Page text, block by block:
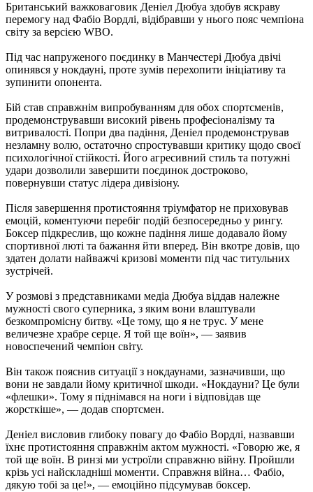
Британський важковаговик Деніел Дюбуа здобув яскраву
перемогу над Фабіо Вордлі, відібравши у нього пояс чемпіона
світу за версією WBO.
Під час напруженого поєдинку в Манчестері Дюбуа двічі
опинявся у нокдауні, проте зумів перехопити ініціативу та
зупинити опонента.
Бій став справжнім випробуванням для обох спортсменів,
продемонструвавши високий рівень професіоналізму та
витривалості. Попри два падіння, Деніел продемонстрував
незламну волю, остаточно спростувавши критику щодо своєї
психологічної стійкості. Його агресивний стиль та потужні
удари дозволили завершити поєдинок достроково,
повернувши статус лідера дивізіону.
Після завершення протистояння тріумфатор не приховував
емоцій, коментуючи перебіг подій безпосередньо у рингу.
Боксер підкреслив, що кожне падіння лише додавало йому
спортивної люті та бажання йти вперед. Він вкотре довів, що
здатен долати найважчі кризові моменти під час титульних
зустрічей.
У розмові з представниками медіа Дюбуа віддав належне
мужності свого суперника, з яким вони влаштували
безкомпромісну битву. «Це тому, що я не трус. У мене
величезне храбре серце. Я той ще воїн», — заявив
новоспечений чемпіон світу.
Він також пояснив ситуації з нокдаунами, зазначивши, що
вони не завдали йому критичної шкоди. «Нокдауни? Це були
«флешки». Тому я піднімався на ноги і відповідав ще
жорсткіше», — додав спортсмен.
Деніел висловив глибоку повагу до Фабіо Вордлі, назвавши
їхнє протистояння справжнім актом мужності. «Говорю же, я
той ще воїн. В ринзі ми устроїли справжню війну. Пройшли
крізь усі найскладніші моменти. Справжня війна… Фабіо,
дякую тобі за це!», — емоційно підсумував боксер.